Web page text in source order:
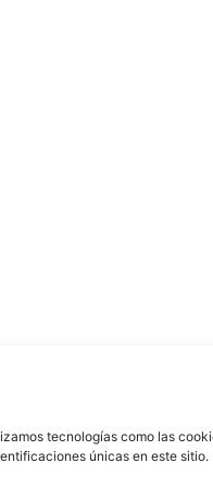
tecnologías como las
únicas en este